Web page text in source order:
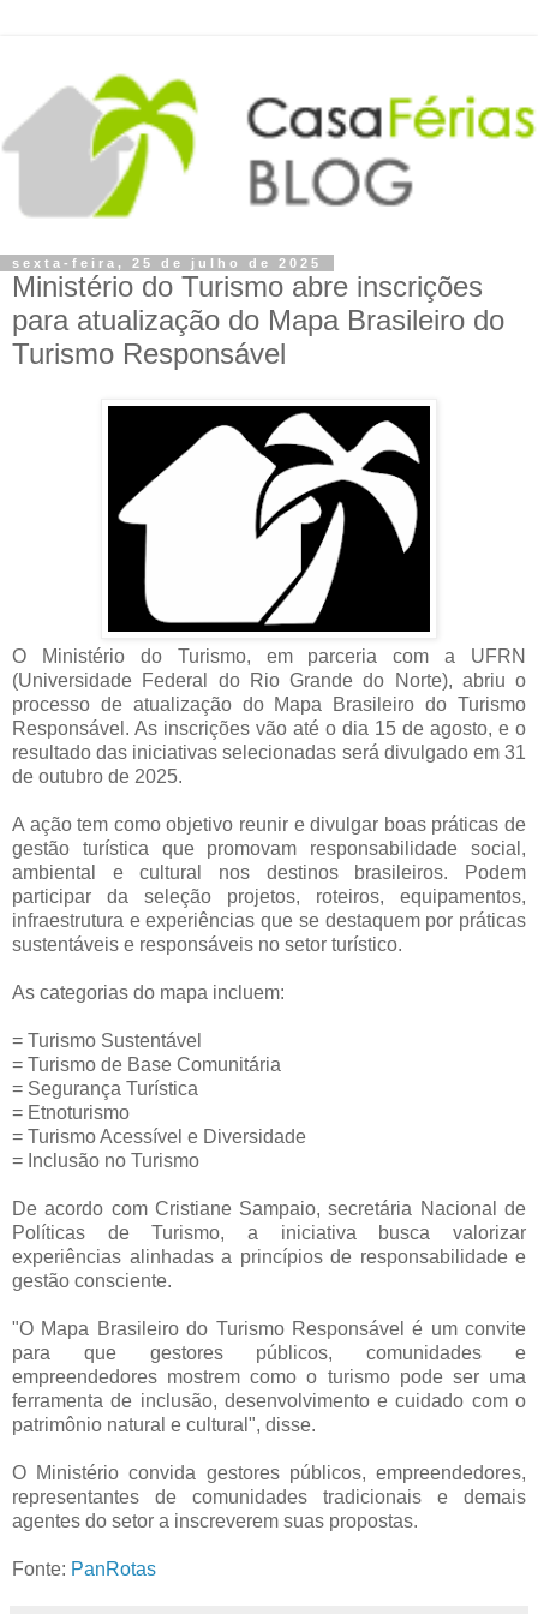
sexta-feira, 25 de julho de 2025
Ministério do Turismo abre inscrições
para atualização do Mapa Brasileiro do
Turismo Responsável
O Ministério do Turismo, em parceria com a UFRN
(Universidade Federal do Rio Grande do Norte), abriu o
processo de atualização do Mapa Brasileiro do Turismo
Responsável. As inscrições vão até o dia 15 de agosto, e o
resultado das iniciativas selecionadas será divulgado em 31
de outubro de 2025.
A ação tem como objetivo reunir e divulgar boas práticas de
gestão turística que promovam responsabilidade social,
ambiental e cultural nos destinos brasileiros. Podem
participar da seleção projetos, roteiros, equipamentos,
infraestrutura e experiências que se destaquem por práticas
sustentáveis e responsáveis no setor turístico.
As categorias do mapa incluem:
= Turismo Sustentável
= Turismo de Base Comunitária
= Segurança Turística
= Etnoturismo
= Turismo Acessível e Diversidade
= Inclusão no Turismo
De acordo com Cristiane Sampaio, secretária Nacional de
Políticas de Turismo, a iniciativa busca valorizar
experiências alinhadas a princípios de responsabilidade e
gestão consciente.
"O Mapa Brasileiro do Turismo Responsável é um convite
para que gestores públicos, comunidades e
empreendedores mostrem como o turismo pode ser uma
ferramenta de inclusão, desenvolvimento e cuidado com o
patrimônio natural e cultural", disse.
O Ministério convida gestores públicos, empreendedores,
representantes de comunidades tradicionais e demais
agentes do setor a inscreverem suas propostas.
Fonte: PanRotas